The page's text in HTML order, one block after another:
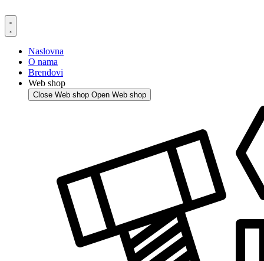
to
content
Naslovna
O nama
Brendovi
Web shop
Close Web shop Open Web shop